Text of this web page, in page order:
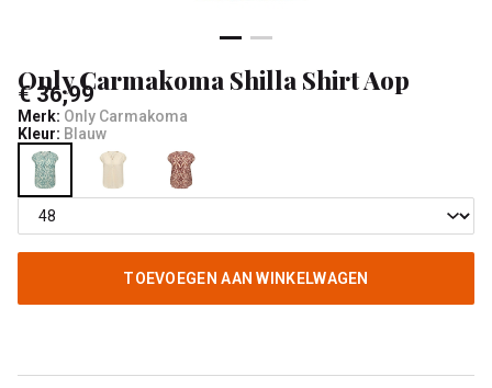
Only Carmakoma Shilla Shirt Aop
€ 36,99
Merk: Only Carmakoma
Kleur: Blauw
TOEVOEGEN AAN WINKELWAGEN